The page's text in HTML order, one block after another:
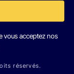
vous acceptez nos
réservés.